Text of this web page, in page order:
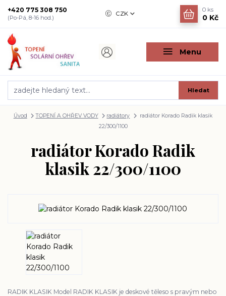
Menu
CZK
Hledat
+420 775 308 750
(Po-Pá, 8-16 hod.)
0 ks
0 Kč
Úvod TOPENÍ A OHŘEV VODY radiátory
radiátor Korado Radik klasik
22/300/1100
radiátor Korado Radik
klasik 22/300/1100
RADIK KLASIK Model RADIK KLASIK je deskové těleso s pravým nebo